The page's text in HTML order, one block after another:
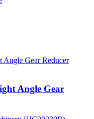
Angle Gear